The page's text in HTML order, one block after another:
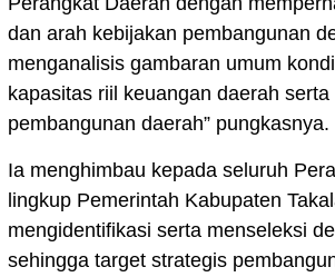
dan arah kebijakan pembangunan
menganalisis gambaran umum
kapasitas riil keuangan daerah serta
pembangunan daerah” pungkasnya.
Ia menghimbau kepada seluruh
lingkup Pemerintah Kabupaten
mengidentifikasi serta menseleksi
sehingga target strategis